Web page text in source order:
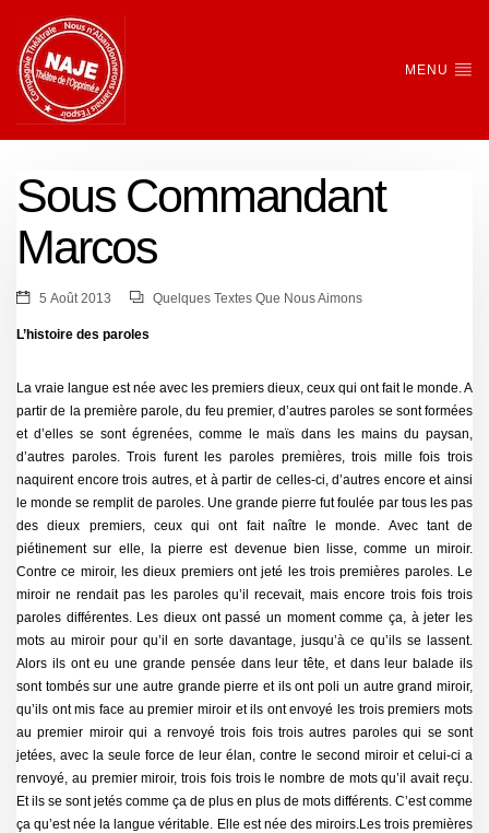
MENU
Sous Commandant
Marcos
5 Août 2013 Quelques Textes Que Nous Aimons
L’histoire des paroles
La vraie langue est née avec les premiers dieux, ceux qui ont fait le monde. A
partir de la première parole, du feu premier, d’autres paroles se sont formées
et d’elles se sont égrenées, comme le maïs dans les mains du paysan,
d’autres paroles. Trois furent les paroles premières, trois mille fois trois
naquirent encore trois autres, et à partir de celles-ci, d’autres encore et ainsi
le monde se remplit de paroles. Une grande pierre fut foulée par tous les pas
des dieux premiers, ceux qui ont fait naître le monde. Avec tant de
piétinement sur elle, la pierre est devenue bien lisse, comme un miroir.
Contre ce miroir, les dieux premiers ont jeté les trois premières paroles. Le
miroir ne rendait pas les paroles qu’il recevait, mais encore trois fois trois
paroles différentes. Les dieux ont passé un moment comme ça, à jeter les
mots au miroir pour qu’il en sorte davantage, jusqu’à ce qu’ils se lassent.
Alors ils ont eu une grande pensée dans leur tête, et dans leur balade ils
sont tombés sur une autre grande pierre et ils ont poli un autre grand miroir,
qu’ils ont mis face au premier miroir et ils ont envoyé les trois premiers mots
au premier miroir qui a renvoyé trois fois trois autres paroles qui se sont
jetées, avec la seule force de leur élan, contre le second miroir et celui-ci a
renvoyé, au premier miroir, trois fois trois le nombre de mots qu’il avait reçu.
Et ils se sont jetés comme ça de plus en plus de mots différents. C’est comme
ça qu’est née la langue véritable. Elle est née des miroirs.Les trois premières